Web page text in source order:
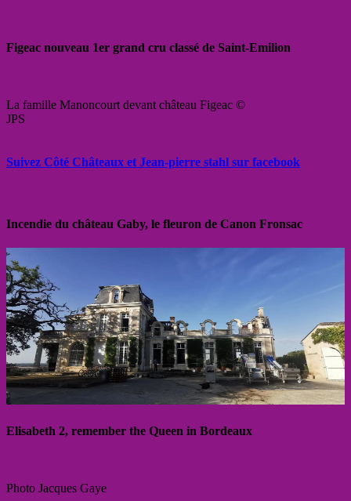
Figeac nouveau 1er grand cru classé de Saint-Emilion
La famille Manoncourt devant château Figeac ©
JPS
Suivez Côté Châteaux et Jean-pierre stahl sur facebook
Incendie du château Gaby, le fleuron de Canon Fronsac
Elisabeth 2, remember the Queen in Bordeaux
Photo Jacques Gaye